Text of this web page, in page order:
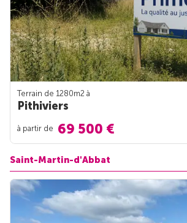
Terrain de 1280m2 à
Pithiviers
à partir de 69 500 €
Saint-Martin-d'Abbat